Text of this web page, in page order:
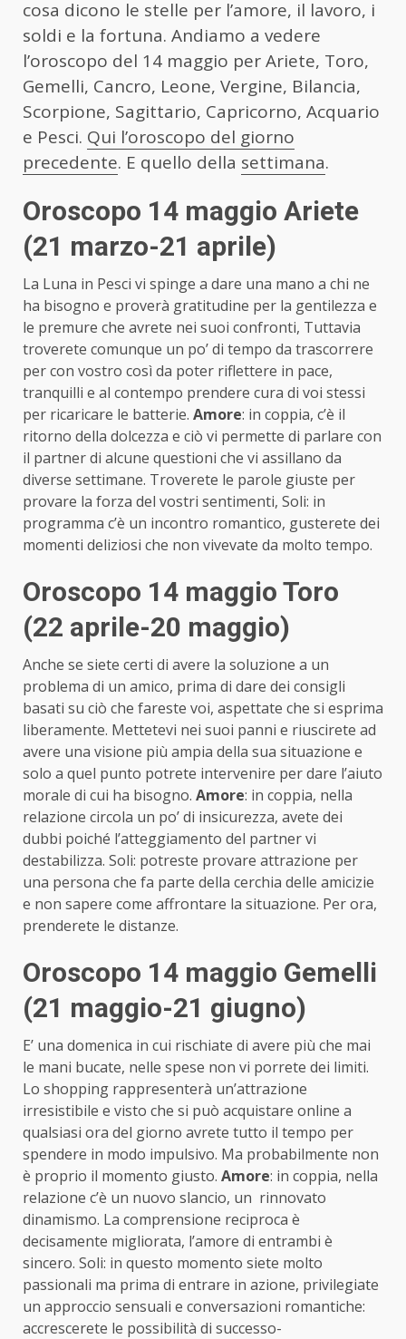
cosa dicono le stelle per l’amore, il lavoro, i
soldi e la fortuna. Andiamo a vedere
l’oroscopo del 14 maggio per Ariete, Toro,
Gemelli, Cancro, Leone, Vergine, Bilancia,
Scorpione, Sagittario, Capricorno, Acquario
e Pesci. Qui l’oroscopo del giorno
precedente. E quello della settimana.
Oroscopo 14 maggio Ariete
(21 marzo-21 aprile)
La Luna in Pesci vi spinge a dare una mano a chi ne
ha bisogno e proverà gratitudine per la gentilezza e
le premure che avrete nei suoi confronti, Tuttavia
troverete comunque un po’ di tempo da trascorrere
per con vostro così da poter riflettere in pace,
tranquilli e al contempo prendere cura di voi stessi
per ricaricare le batterie. Amore: in coppia, c’è il
ritorno della dolcezza e ciò vi permette di parlare con
il partner di alcune questioni che vi assillano da
diverse settimane. Troverete le parole giuste per
provare la forza del vostri sentimenti, Soli: in
programma c’è un incontro romantico, gusterete dei
momenti deliziosi che non vivevate da molto tempo.
Oroscopo 14 maggio Toro
(22 aprile-20 maggio)
Anche se siete certi di avere la soluzione a un
problema di un amico, prima di dare dei consigli
basati su ciò che fareste voi, aspettate che si esprima
liberamente. Mettetevi nei suoi panni e riuscirete ad
avere una visione più ampia della sua situazione e
solo a quel punto potrete intervenire per dare l’aiuto
morale di cui ha bisogno. Amore: in coppia, nella
relazione circola un po’ di insicurezza, avete dei
dubbi poiché l’atteggiamento del partner vi
destabilizza. Soli: potreste provare attrazione per
una persona che fa parte della cerchia delle amicizie
e non sapere come affrontare la situazione. Per ora,
prenderete le distanze.
Oroscopo 14 maggio Gemelli
(21 maggio-21 giugno)
E’ una domenica in cui rischiate di avere più che mai
le mani bucate, nelle spese non vi porrete dei limiti.
Lo shopping rappresenterà un’attrazione
irresistibile e visto che si può acquistare online a
qualsiasi ora del giorno avrete tutto il tempo per
spendere in modo impulsivo. Ma probabilmente non
è proprio il momento giusto. Amore: in coppia, nella
relazione c’è un nuovo slancio, un rinnovato
dinamismo. La comprensione reciproca è
decisamente migliorata, l’amore di entrambi è
sincero. Soli: in questo momento siete molto
passionali ma prima di entrare in azione, privilegiate
un approccio sensuali e conversazioni romantiche:
accrescerete le possibilità di successo-